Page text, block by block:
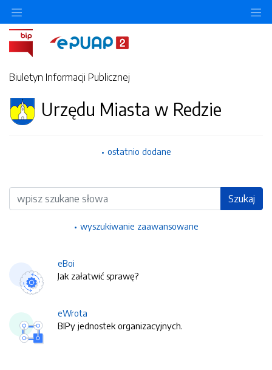
Biuletyn Informacji Publicznej
Urzędu Miasta w Redzie
ostatnio dodane
Wyszukiwarka Szukaj
wyszukiwanie zaawansowane
eBoi
Jak załatwić sprawę?
eWrota
BIPy jednostek organizacyjnych.